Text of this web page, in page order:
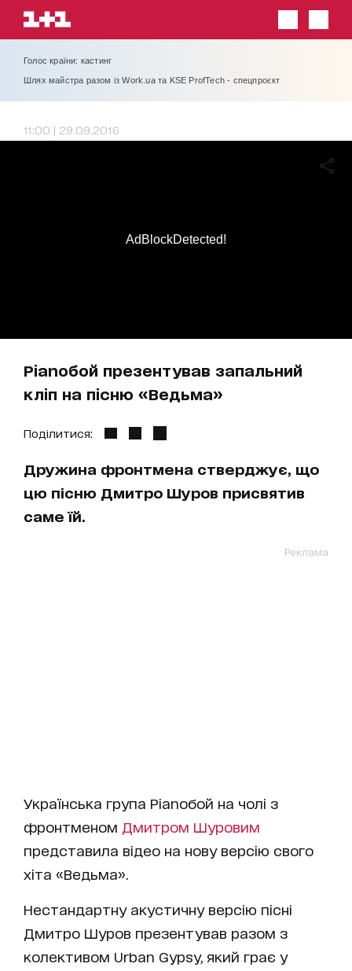
Голос країни: кастинг
Шлях майстра разом із Work.ua та KSE ProfTech - спецпроєкт
11:00 | 29.09.2016
Ріаnобой презентував запальний
кліп на пісню «Ведьма»
AdBlockDetected!
Поділитися:
Дружина фронтмена стверджує, що
цю пісню Дмитро Шуров присвятив
саме їй.
Реклама
Українська група Ріаnобой на чолі з
фронтменом Дмитром Шуровим
представила відео на нову версію свого
хіта «Ведьма».
Нестандартну акустичну версію пісні
Дмитро Шуров презентував разом з
колективом Urban Gypsy, який грає у